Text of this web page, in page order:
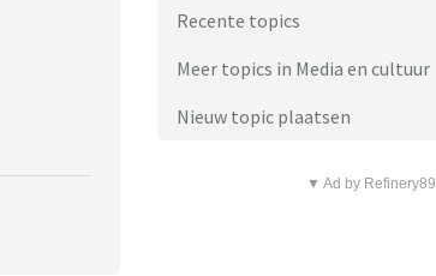
Recente topics
Meer topics in Media en cultuur
Nieuw topic plaatsen
▼ Ad by Refinery89